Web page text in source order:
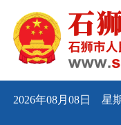
2026年08月08日 星